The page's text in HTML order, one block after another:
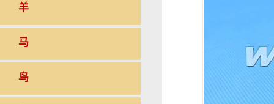
羊
马
鸟